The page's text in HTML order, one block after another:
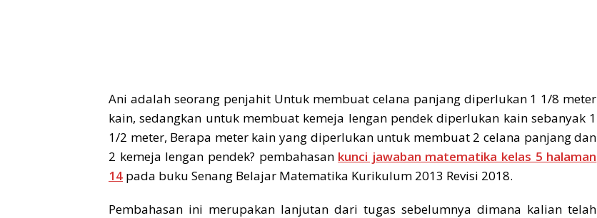
Ani adalah seorang penjahit Untuk membuat celana panjang diperlukan 1 1/8 meter
kain, sedangkan untuk membuat kemeja lengan pendek diperlukan kain sebanyak 1
1/2 meter, Berapa meter kain yang diperlukan untuk membuat 2 celana panjang dan
2 kemeja lengan pendek? pembahasan kunci jawaban matematika kelas 5 halaman
14 pada buku Senang Belajar Matematika Kurikulum 2013 Revisi 2018.
Pembahasan ini merupakan lanjutan dari tugas sebelumnya dimana kalian telah